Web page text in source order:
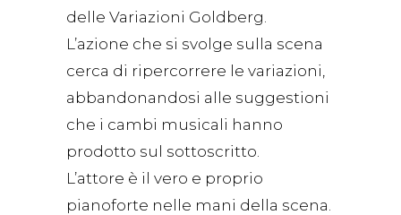
delle Variazioni Goldberg.
L’azione che si svolge sulla scena
cerca di ripercorrere le variazioni,
abbandonandosi alle suggestioni
che i cambi musicali hanno
prodotto sul sottoscritto.
L’attore è il vero e proprio
pianoforte nelle mani della scena.